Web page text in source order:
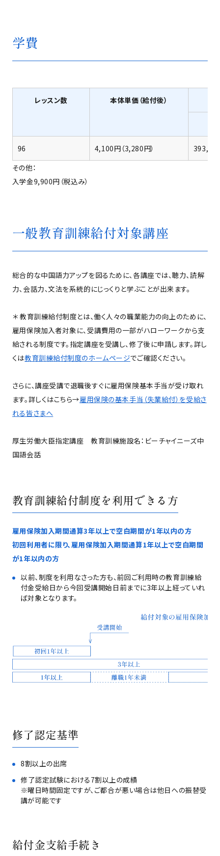
学費
レッスン数 本体単価（給付後）
96 4,100円（3,280円）
その他：
入学金9,900円（税込み）
一般教育訓練給付対象講座
総合的な中国語力アップを図るために、各講座では、聴力、読解
力、会話力、文法を系統的にじっくりと学ぶことが出来ます。
＊ 教育訓練給付制度とは、働く人々の職業能力の向上のために、
雇用保険加入者対象に、受講費用の一部がハローワークから支
給される制度です。指定講座を受講し、修了後に申請します。詳し
くは教育訓練給付制度のホームページでご確認ください。
さらに、講座受講で退職後すぐに雇用保険基本手当が受け取れ
ます。詳しくはこちら→雇用保険の基本手当（失業給付）を受給さ
れる皆さまへ
厚生労働大臣指定講座 教育訓練施設名：ビーチャイニーズ中
国語会話
教育訓練給付制度を利用できる方
雇用保険加入期間通算3年以上で空白期間が1年以内の方
初回利用者に限り、雇用保険加入期間通算1年以上で空白期間
が1年以内の方
以前、制度を利用なさった方も、前回ご利用時の教育訓練給
付金受給日から今回受講開始日前までに3年以上経っていれ
ば対象となります。
修了認定基準
8割以上の出席
修了認定試験における7割以上の成績
※曜日時間固定ですが、ご都合が悪い場合は他日への振替受
講が可能です
給付金支給手続き